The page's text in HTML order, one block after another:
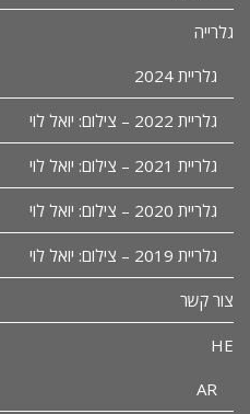
גלרייה
גלריית 2024
גלריית 2022 – צילום: יואל לוי
גלריית 2021 – צילום: יואל לוי
גלריית 2020 – צילום: יואל לוי
גלריית 2019 – צילום: יואל לוי
צור קשר
HE
AR